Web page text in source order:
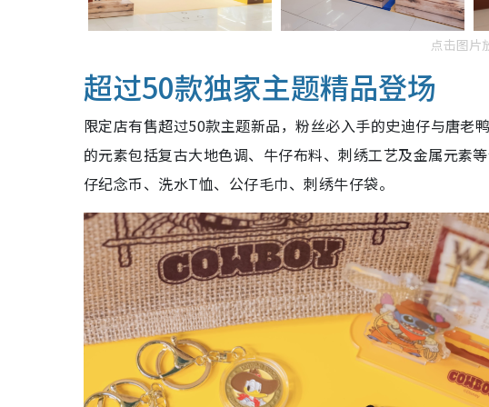
点击图片
超过50款独家主题精品登场
限定店有售超过50款主题新品，粉丝必入手的史迪仔与唐
的元素包括复古大地色调、牛仔布料、刺绣工艺及金属元素
仔纪念币、洗水T恤、公仔毛巾、刺绣牛仔袋。